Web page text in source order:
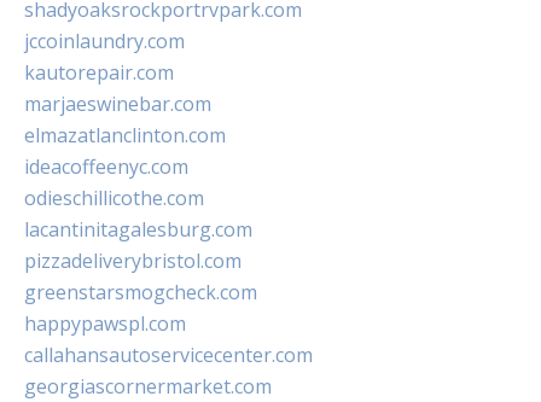
shadyoaksrockportrvpark.com
jccoinlaundry.com
kautorepair.com
marjaeswinebar.com
elmazatlanclinton.com
ideacoffeenyc.com
odieschillicothe.com
lacantinitagalesburg.com
pizzadeliverybristol.com
greenstarsmogcheck.com
happypawspl.com
callahansautoservicecenter.com
georgiascornermarket.com